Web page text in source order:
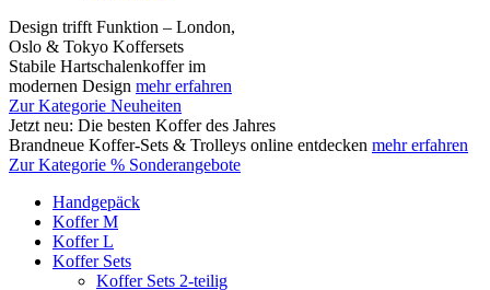
Design trifft Funktion – London,
Oslo & Tokyo Koffersets
Stabile Hartschalenkoffer im
modernen Design mehr erfahren
Zur Kategorie Neuheiten
Jetzt neu: Die besten Koffer des Jahres
Brandneue Koffer-Sets & Trolleys online entdecken mehr erfahren
Zur Kategorie % Sonderangebote
Handgepäck
Koffer M
Koffer L
Koffer Sets
Koffer Sets 2-teilig